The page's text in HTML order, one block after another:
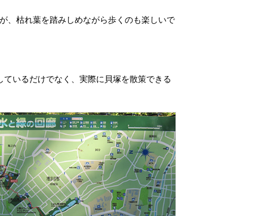
、枯れ葉を踏みしめながら歩くのも楽しいで
いるだけでなく、実際に貝塚を散策できる